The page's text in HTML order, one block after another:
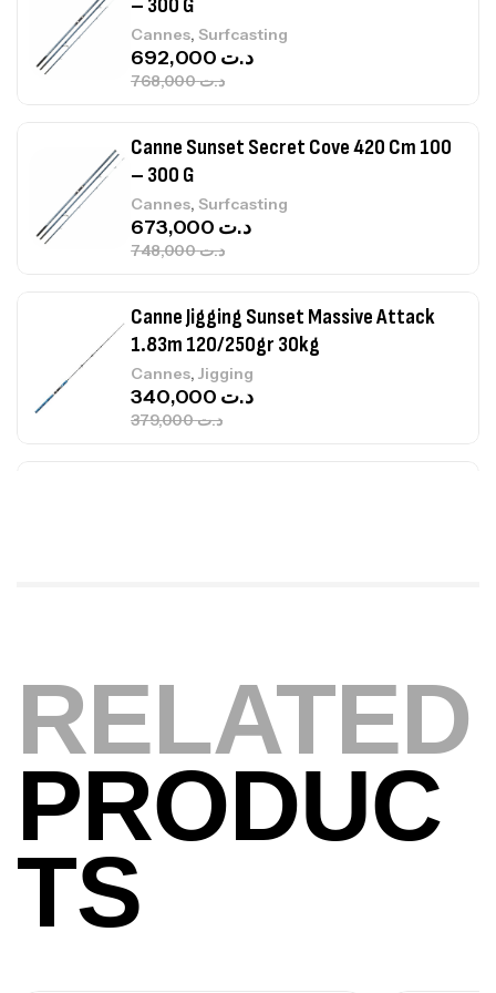
– 300 G
Cannes, Surfcasting
د.ت768,000
د.ت
Canne Sunset Secret Cove 420 Cm 100
– 300 G
Cannes, Surfcasting
د.ت748,000
د.ت
Canne Jigging Sunset Massive Attack
1.83m 120/250gr 30kg
Cannes,Jigging
د.ت379,000
د.ت
Accastillage bateau,Accessoires bateaux
د.ت
Canne Sunset Beachstriker Surf Hybrid
420 Cm 100-250 G
RELATED
PRODUC
TS